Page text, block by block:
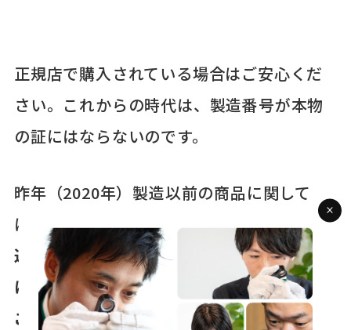
正規店で購入されている場合はご安心くだ
さい。これからの時代は、製造番号が本物
の証にはならないのです。
昨年（2020年）製造以前の商品に関して
は、
シリアル№から読み取る製造場所や製
造年月をもとに深堀りできるように、下記
にリンクを貼り付けしていますので、是非
ご覧くださいね(^_-)-☆